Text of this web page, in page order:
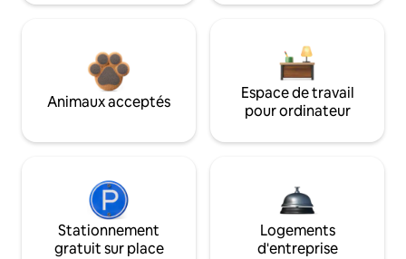
Animaux acceptés
Espace de travail
pour ordinateur
Stationnement
gratuit sur place
Logements
d'entreprise